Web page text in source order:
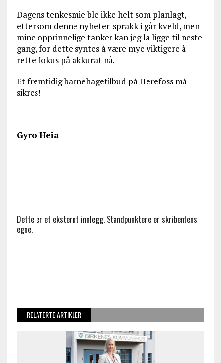
Dagens tenkesmie ble ikke helt som planlagt,
ettersom denne nyheten sprakk i går kveld, men
mine opprinnelige tanker kan jeg la ligge til neste
gang, for dette syntes å være mye viktigere å
rette fokus på akkurat nå.
Et fremtidig barnehagetilbud på Herefoss må
sikres!
Gyro Heia
Dette er et eksternt innlegg. Standpunktene er skribentens
egne.
RELATERTE ARTIKLER